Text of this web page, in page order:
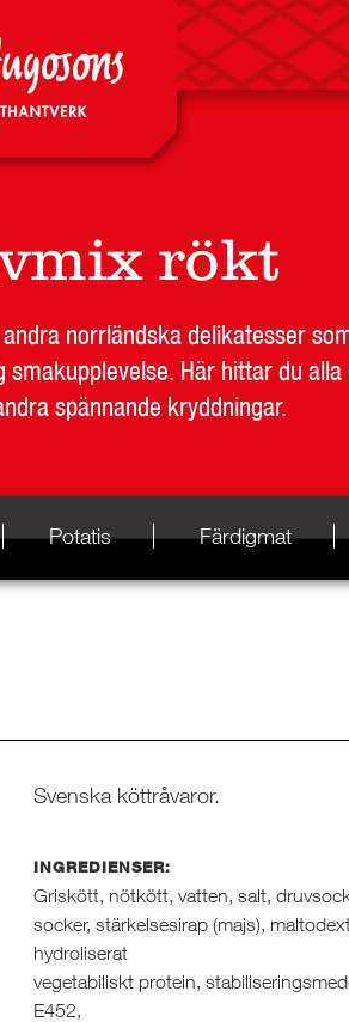
SKOLA
rökt
norrländska delikatesser
Här hittar du alla
spännande kryddningar.
Potatis Färdigmat
Svenska köttråvaror.
INGREDIENSER:
Griskött, nötkött, vatten, salt,
socker, stärkelsesirap (majs),
hydroliserat
vegetabiliskt protein,
E452,